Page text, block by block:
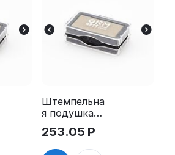
Штемпельна
я подушка
для GRM
4911 2Pads,
синяя
253.05 Р